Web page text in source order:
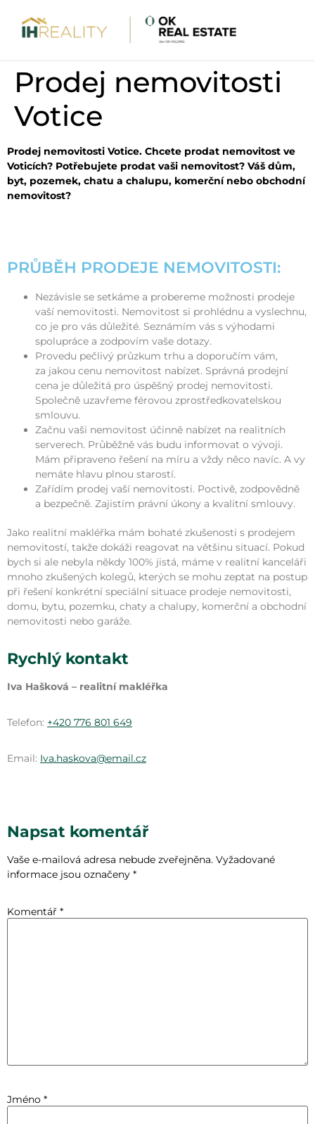
Prodej nemovitosti
Votice
Prodej nemovitosti Votice. Chcete prodat nemovitost ve
Voticích? Potřebujete prodat vaši nemovitost? Váš dům,
byt, pozemek, chatu a chalupu, komerční nebo obchodní
nemovitost?
PRŮBĚH PRODEJE NEMOVITOSTI:
Nezávisle se setkáme a probereme možnosti prodeje
vaší nemovitosti. Nemovitost si prohlédnu a vyslechnu,
co je pro vás důležité. Seznámím vás s výhodami
spolupráce a zodpovím vaše dotazy.
Provedu pečlivý průzkum trhu a doporučím vám,
za jakou cenu nemovitost nabízet. Správná prodejní
cena je důležitá pro úspěšný prodej nemovitosti.
Společně uzavřeme férovou zprostředkovatelskou
smlouvu.
Začnu vaši nemovitost účinně nabízet na realitních
serverech. Průběžně vás budu informovat o vývoji.
Mám připraveno řešení na míru a vždy něco navíc. A vy
nemáte hlavu plnou starostí.
Zařídím prodej vaší nemovitosti. Poctivě, zodpovědně
a bezpečně. Zajistím právní úkony a kvalitní smlouvy.
Jako realitní makléřka mám bohaté zkušenosti s prodejem
nemovitostí, takže dokáži reagovat na většinu situací. Pokud
bych si ale nebyla někdy 100% jistá, máme v realitní kanceláři
mnoho zkušených kolegů, kterých se mohu zeptat na postup
při řešení konkrétní speciální situace prodeje nemovitosti,
domu, bytu, pozemku, chaty a chalupy, komerční a obchodní
nemovitosti nebo garáže.
Rychlý kontakt
Iva Hašková – realitní makléřka
Telefon: +420 776 801 649
Email: Iva.haskova@email.cz
Napsat komentář
Vaše e-mailová adresa nebude zveřejněna. Vyžadované
informace jsou označeny *
Komentář *
Jméno *